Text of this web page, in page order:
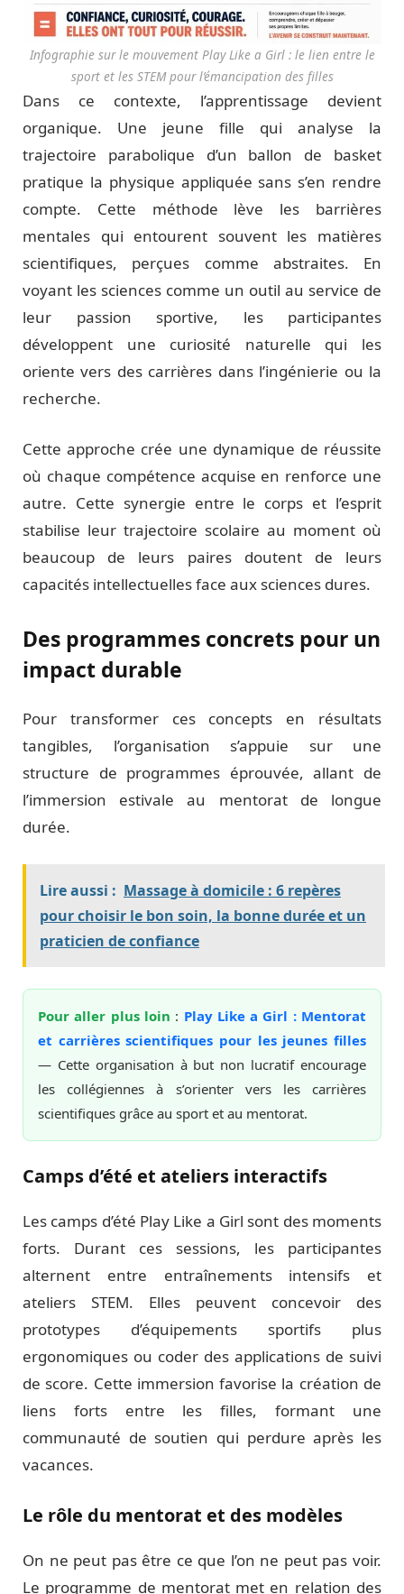
Infographie sur le mouvement Play Like a Girl : le lien entre le
sport et les STEM pour l’émancipation des filles
Dans ce contexte, l’apprentissage devient
organique. Une jeune fille qui analyse la
trajectoire parabolique d’un ballon de basket
pratique la physique appliquée sans s’en rendre
compte. Cette méthode lève les barrières
mentales qui entourent souvent les matières
scientifiques, perçues comme abstraites. En
voyant les sciences comme un outil au service de
leur passion sportive, les participantes
développent une curiosité naturelle qui les
oriente vers des carrières dans l’ingénierie ou la
recherche.
Cette approche crée une dynamique de réussite
où chaque compétence acquise en renforce une
autre. Cette synergie entre le corps et l’esprit
stabilise leur trajectoire scolaire au moment où
beaucoup de leurs paires doutent de leurs
capacités intellectuelles face aux sciences dures.
Des programmes concrets pour un
impact durable
Pour transformer ces concepts en résultats
tangibles, l’organisation s’appuie sur une
structure de programmes éprouvée, allant de
l’immersion estivale au mentorat de longue
durée.
Lire aussi : Massage à domicile : 6 repères
pour choisir le bon soin, la bonne durée et un
praticien de confiance
Pour aller plus loin : Play Like a Girl : Mentorat
et carrières scientifiques pour les jeunes filles
— Cette organisation à but non lucratif encourage
les collégiennes à s’orienter vers les carrières
scientifiques grâce au sport et au mentorat.
Camps d’été et ateliers interactifs
Les camps d’été Play Like a Girl sont des moments
forts. Durant ces sessions, les participantes
alternent entre entraînements intensifs et
ateliers STEM. Elles peuvent concevoir des
prototypes d’équipements sportifs plus
ergonomiques ou coder des applications de suivi
de score. Cette immersion favorise la création de
liens forts entre les filles, formant une
communauté de soutien qui perdure après les
vacances.
Le rôle du mentorat et des modèles
On ne peut pas être ce que l’on ne peut pas voir.
Le programme de mentorat met en relation des